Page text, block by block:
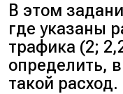
В этом
где указаны
трафика (2;
определить,
такой расход.